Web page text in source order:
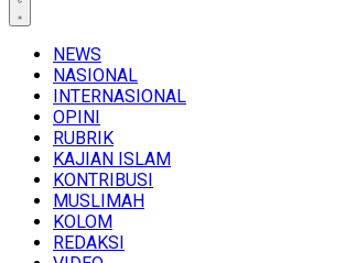
NEWS
NASIONAL
INTERNASIONAL
OPINI
RUBRIK
KAJIAN ISLAM
KONTRIBUSI
MUSLIMAH
KOLOM
REDAKSI